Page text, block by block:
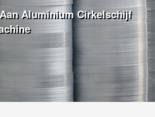
Aluminium Cirkelschijf